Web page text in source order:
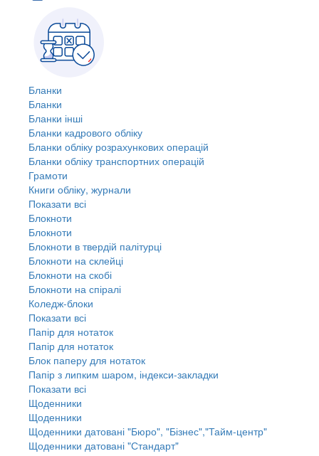
Бланки
Бланки
Бланки інші
Бланки кадрового обліку
Бланки обліку розрахункових операцій
Бланки обліку транспортних операцій
Грамоти
Книги обліку, журнали
Показати всі
Блокноти
Блокноти
Блокноти в твердій палітурці
Блокноти на склейці
Блокноти на скобі
Блокноти на спіралі
Коледж-блоки
Показати всі
Папір для нотаток
Папір для нотаток
Блок паперу для нотаток
Папір з липким шаром, індекси-закладки
Показати всі
Щоденники
Щоденники
Щоденники датовані "Бюро", "Бізнес","Тайм-центр"
Щоденники датовані "Стандарт"